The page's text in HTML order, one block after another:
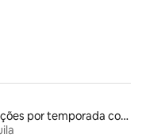
Locações por temporada com piscina